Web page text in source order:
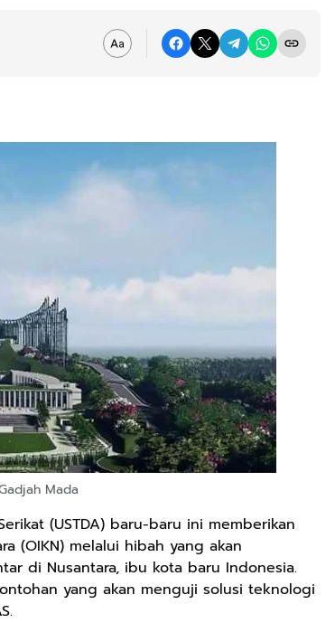
Mada
(USTDA) baru-baru ini memberikan
(OIKN) melalui hibah yang akan
di Nusantara, ibu kota baru Indonesia.
yang akan menguji solusi teknologi